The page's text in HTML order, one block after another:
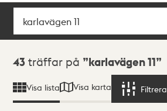
Sök
Sökresultat
43 träffar på karlavägen 11
Visa lista Visa karta Filtrera